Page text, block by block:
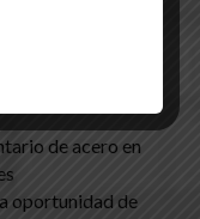
de acero en
oportunidad de